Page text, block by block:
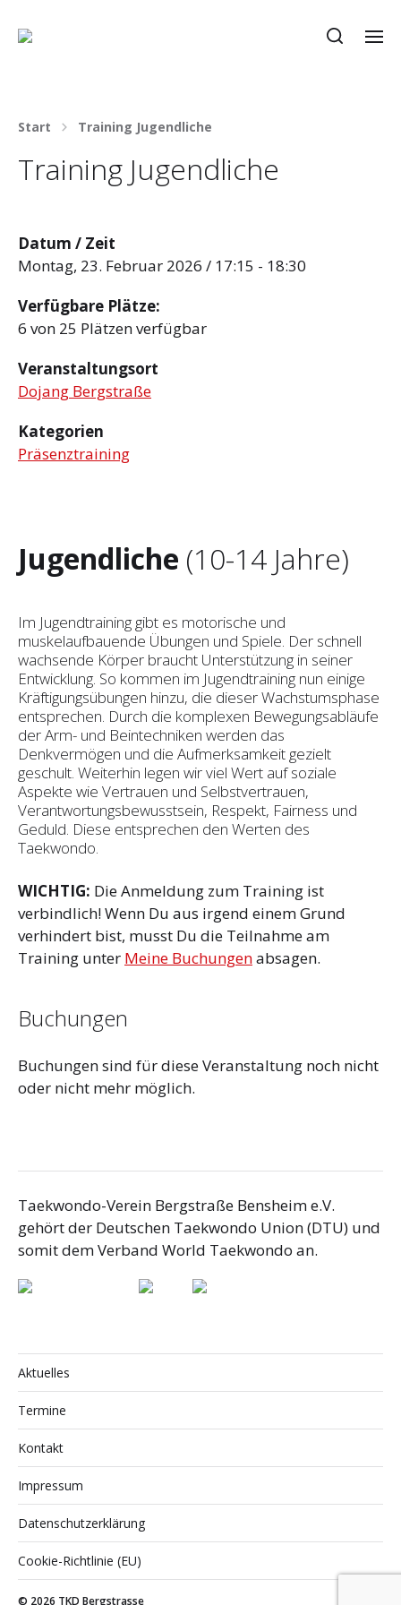
Start Training Jugendliche
Training Jugendliche
Datum / Zeit
Montag, 23. Februar 2026 / 17:15 - 18:30
Verfügbare Plätze:
6 von 25 Plätzen verfügbar
Veranstaltungsort
Dojang Bergstraße
Kategorien
Präsenztraining
Jugendliche (10-14 Jahre)
Im Jugendtraining gibt es motorische und
muskelaufbauende Übungen und Spiele. Der schnell
wachsende Körper braucht Unterstützung in seiner
Entwicklung. So kommen im Jugendtraining nun einige
Kräftigungsübungen hinzu, die dieser Wachstumsphase
entsprechen. Durch die komplexen Bewegungsabläufe
der Arm- und Beintechniken werden das
Denkvermögen und die Aufmerksamkeit gezielt
geschult. Weiterhin legen wir viel Wert auf soziale
Aspekte wie Vertrauen und Selbst­vertrauen,
Verantwortungsbewusstsein, Respekt, Fairness und
Geduld. Diese entsprechen den Werten des
Taekwondo.
WICHTIG: Die Anmeldung zum Training ist
verbindlich! Wenn Du aus irgend einem Grund
verhindert bist, musst Du die Teilnahme am
Training unter Meine Buchungenabsagen.
Buchungen
Buchungen sind für diese Veranstaltung noch nicht
oder nicht mehr möglich.
Taekwondo-Verein Bergstraße Bensheim e.V.
gehört der Deutschen Taekwondo Union (DTU) und
somit dem Verband World Taekwondo an.
Aktuelles
Termine
Kontakt
Impressum
Datenschutzerklärung
Cookie-Richtlinie (EU)
© 2026 TKD Bergstrasse